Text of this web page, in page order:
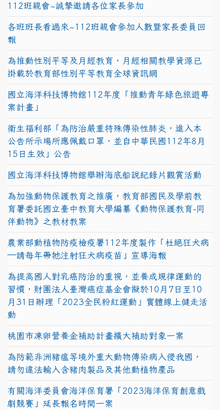
112班親會~誠摯邀請各位家長參加
各班班長看過來~112班親會參加人數暨家長委員回
報
為推動性別平等及月經教育，月經相關教學資源已
掛載於教育部性別平等教育全球資訊網
國立海洋科技博物館112年度「推動青年綠色旅遊專
案計畫」
衛生福利部「為防治嚴重特殊傳染性肺炎，進入本
公告所示場所應佩戴口罩，並自中華民國112年8月
15日生效」公告
國立海洋科技博物館舉辦海底船說紀錄片觀賞活動
為加強動物保護教育之推廣，教育部國民及學前教
育署委託國立臺中教育大學編纂《動物保護教育-同
伴動物》之教材教案
農業部動植物防疫檢疫署112年度製作「杜絕狂犬病
—請每年帶牠注射狂犬病疫苗」宣導海報
為提高國人對乳癌防治的重視，並養成規律運動的
習慣，財團法人臺灣癌症基金會擬於10月7日至10
月31日辦理「2023全民粉紅運動」實體線上健走活
動
桃園市凍卵營養金補助計畫擴大補助對象一案
為防範非洲豬瘟等境外重大動物傳染病入侵我國，
請勿違法輸入含豬肉製品及其他動植物產品
有關海洋委員會海洋保育署「2023海洋保育創意戲
劇競賽」延長報名時間一案